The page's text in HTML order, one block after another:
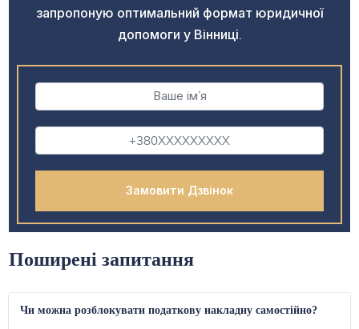
запропоную оптимальний формат юридичної
допомоги у Вінниці.
Поширені запитання
Чи можна розблокувати податкову накладну самостійно?